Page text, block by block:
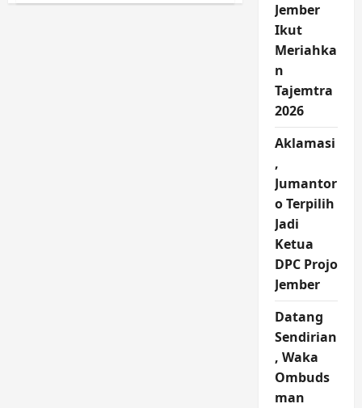
Djoko
Jember
Ikut
Meriahka
n
Tajemtra
2026
Aklamasi
,
Jumantor
o Terpilih
Jadi
Ketua
DPC Projo
Jember
Datang
Sendirian
, Waka
Ombuds
man